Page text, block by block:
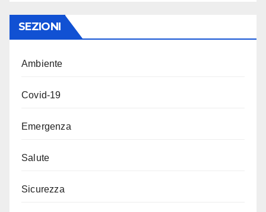
SEZIONI
Ambiente
Covid-19
Emergenza
Salute
Sicurezza